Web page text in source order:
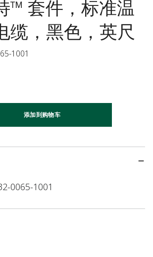
™ 套件，标准温
缆，黑色，英尺
1001
添加到购物车
0065-1001